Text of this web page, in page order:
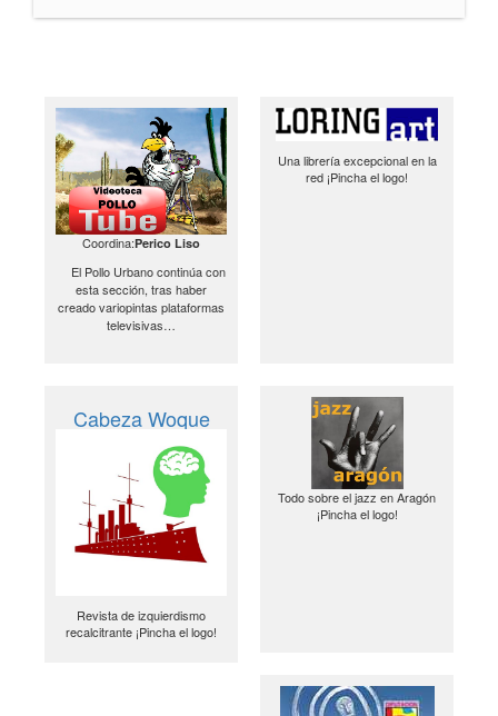
Coordina:Perico Liso
El Pollo Urbano continúa con
esta sección, tras haber
creado variopintas plataformas
televisivas…
Una librería excepcional en la
red ¡Pincha el logo!
Cabeza Woque
Revista de izquierdismo
recalcitrante ¡Pincha el logo!
Todo sobre el jazz en Aragón
¡Pincha el logo!